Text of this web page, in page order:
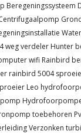
Beregeningssysteem
4 weg verdeler Hunter
wifi Rainbird
rainbird 5004
Leo
toebehoren
Verzonken